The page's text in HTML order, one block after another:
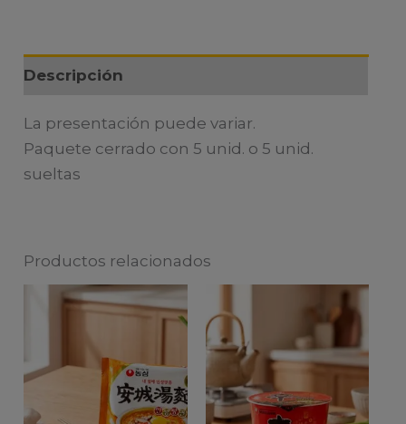
Descripción
La presentación puede variar.
Paquete cerrado con 5 unid. o 5 unid.
sueltas
Productos relacionados